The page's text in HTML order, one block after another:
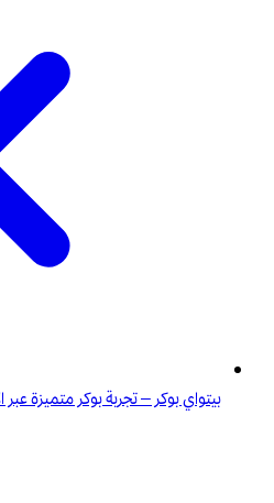
بيتواي بوكر – تجربة بوكر متميزة عبر